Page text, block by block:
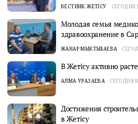
ВЕСТНИК ЖЕТІСУ СЕГОДНЯ
Молодая семья
здравоохранение в
ЖАНАР МЫКТЫБАЕВА
В Жетісу активно
АЛМА УРАЗАЕВА СЕГОДНЯ
Достижения
в Жетісу